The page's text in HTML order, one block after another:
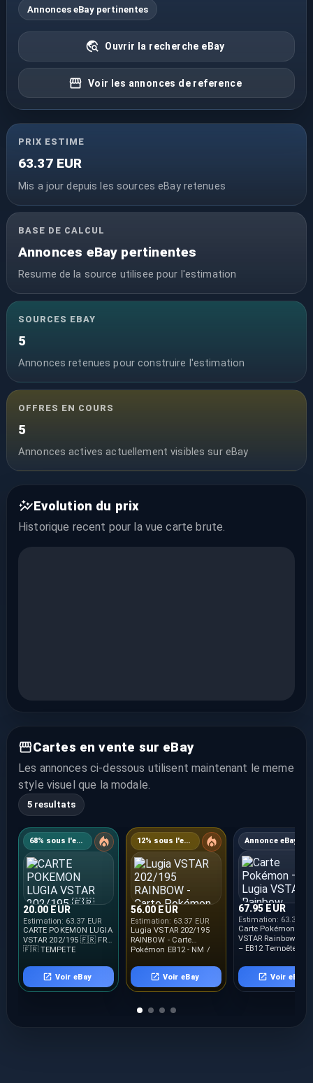
Annonces eBay pertinentes
Ouvrir la recherche eBay
Voir les annonces de reference
PRIX ESTIME
63.37 EUR
Mis a jour depuis les sources eBay retenues
BASE DE CALCUL
Annonces eBay pertinentes
Resume de la source utilisee pour l'estimation
SOURCES EBAY
5
Annonces retenues pour construire l'estimation
OFFRES EN COURS
5
Annonces actives actuellement visibles sur eBay
Evolution du prix
Historique recent pour la vuecarte brute.
Cartes en vente sur eBay
Les annonces ci-dessous utilisent maintenant le meme
style visuel que la modale.
5 resultats
68% sous l'estimation
20.00 EUR
Estimation: 63.37 EUR
CARTE POKEMON LUGIA
VSTAR 202/195 🇫🇷 FR
🇫🇷 TEMPETE
Voir eBay
12% sous l'estimation
56.00 EUR
Estimation: 63.37 EUR
Lugia VSTAR 202/195
RAINBOW - Carte
Pokémon EB12 - NM /
Voir eBay
Annonce eBay
67.95 EUR
Estimation: 63.37
Carte Pokémon –
VSTAR Rainbow
– EB12 Tempête
Voir eBay